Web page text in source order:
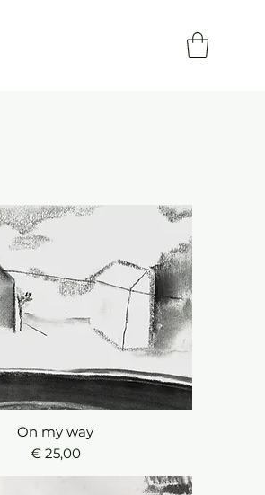
Snel overzicht
On my way
Prijs
€ 25,00